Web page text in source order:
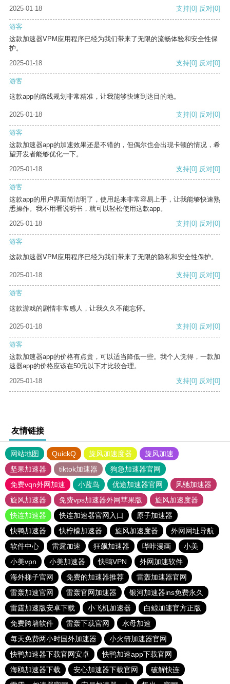
2025-01-18
支持[0] 反对[0]
游客
这款加速器VPM应用程序已经为我们带来了无限的流畅体验和安全性保
护。
2025-01-18
支持[0] 反对[0]
游客
这款app的路线规划非常精准，让我能够快速到达目的地。
2025-01-18 支持[0] 反对[0]
游客
这款加速器app的加速效果还是不错的，但偶尔也会出现卡顿的情况，希
望开发者能够优化一下。
2025-01-18
支持[0] 反对[0]
游客
这款app的用户界面简洁明了，使用起来非常容易上手，让我能够快速熟
悉操作。我不用看说明书，就可以轻松使用这款app。
2025-01-18
支持[0] 反对[0]
游客
这款加速器VPM应用程序已经为我们带来了无限的隐私和安全性保护。
2025-01-18 支持[0] 反对[0]
游客
这款游戏的剧情非常感人，让我久久不能忘怀。
2025-01-18 支持[0] 反对[0]
游客
这款加速器app的价格有点贵，可以适当降低一些。我个人觉得，一款加
速器app的价格应该在50元以下才比较合理。
2025-01-18
支持[0] 反对[0]
友情链接
网站地图 QuickQ 旋风加速度器
旋风加速
坚果加速器
tiktok加速器
狗急加速器官网
免费vqn外网加速
小蓝鸟 优途加速器官网
风驰加速器
旋风加速器
免费vps加速器外网苹果版
旋风加速度器
快连加速器
快连加速器官网入口
原子加速器
快鸭加速器
快柠檬加速器 旋风加速度器
外网网址导航
软件中心
雷霆加速 狂飙加速器 哔咔漫画
小美
小美vpn
小美加速器 快鸭VPN
外网加速软件
海外梯子官网
免费的加速器推荐
雷轰加速器官网
雷轰加速官网
雷轰官网加速器
银河加速器ins免费永久
雷霆加速版安卓下载
小飞机加速器
白鲸加速官方正版
免费跨墙软件
雷轰下载官网
水母加速
每天免费两小时国外加速器
小火箭加速器官网
快鸭加速器下载官网安卓
快鸭加速app下载官网
海鸥加速器下载
安心加速器下载官网
破解快连